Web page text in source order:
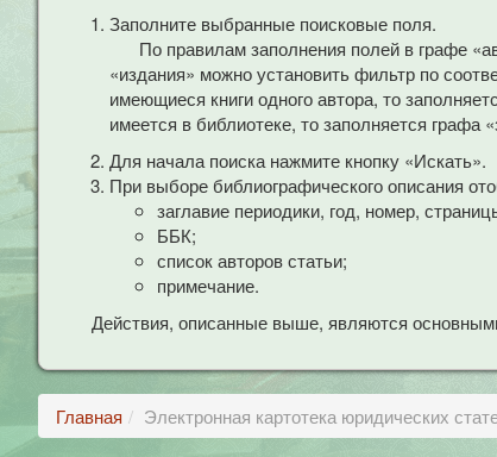
Заполните выбранные поисковые поля.
По правилам заполнения полей в графе
«издания» можно установить фильтр по
имеющиеся книги одного автора, то
имеется в библиотеке, то заполняется графа
Для начала поиска нажмите кнопку «Искать».
При выборе библиографического описания
заглавие периодики, год, номер,
ББК;
список авторов статьи;
примечание.
Действия, описанные выше, являются
Главная Электронная картотека юридических